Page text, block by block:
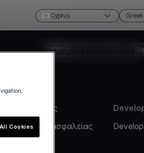
Cyprus Greek
Δημιουργία λογαριασμού
Cyprus
Πληροφορίες
Περιστατικό ασφαλείας
Cookies